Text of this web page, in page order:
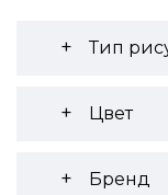
Тип
Цвет
Бренд